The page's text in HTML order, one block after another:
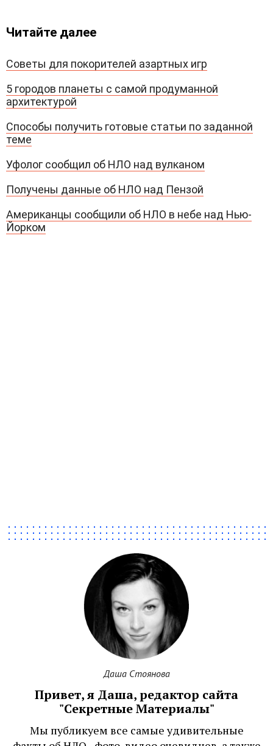
Читайте далее
Советы для покорителей азартных игр
5 городов планеты с самой продуманной
архитектурой
Способы получить готовые статьи по заданной
теме
Уфолог сообщил об НЛО над вулканом
Получены данные об НЛО над Пензой
Американцы сообщили об НЛО в небе над Нью-
Йорком
Даша Стоянова
Привет, я Даша, редактор сайта
"Секретные Материалы"
Мы публикуем все самые удивительные